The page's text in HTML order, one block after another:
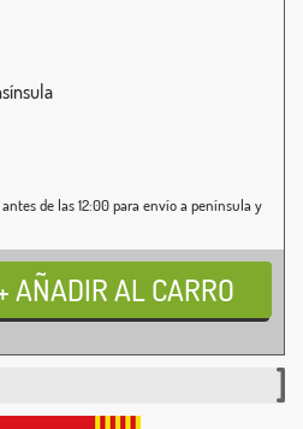
de las 12:00 para envío a península y